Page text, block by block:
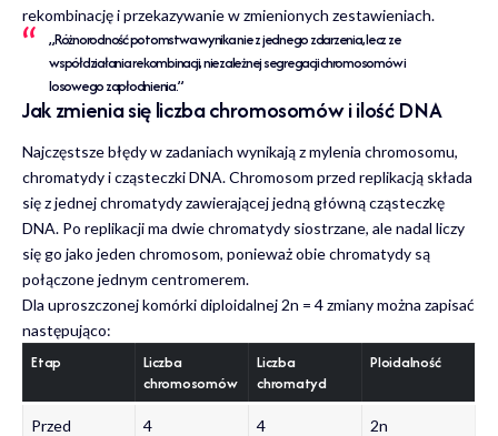
rekombinację i przekazywanie w zmienionych zestawieniach.
„Różnorodność potomstwa wynika nie z jednego zdarzenia, lecz ze
współdziałania rekombinacji, niezależnej segregacji chromosomów i
losowego zapłodnienia.”
Jak zmienia się liczba chromosomów i ilość DNA
Najczęstsze błędy w zadaniach wynikają z mylenia chromosomu,
chromatydy i cząsteczki DNA. Chromosom przed replikacją składa
się z jednej chromatydy zawierającej jedną główną cząsteczkę
DNA. Po replikacji ma dwie chromatydy siostrzane, ale nadal liczy
się go jako jeden chromosom, ponieważ obie chromatydy są
połączone jednym centromerem.
Dla uproszczonej komórki diploidalnej 2n = 4 zmiany można zapisać
następująco:
Etap
Liczba
chromosomów
Liczba
chromatyd
Ploidalność
Przed
4 4 2n